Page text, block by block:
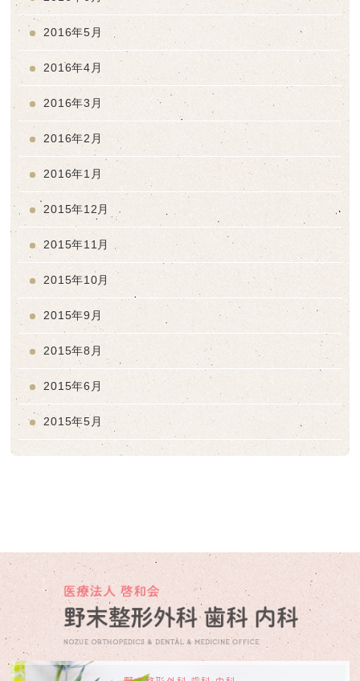
2016年5月
2016年4月
2016年3月
2016年2月
2016年1月
2015年12月
2015年11月
2015年10月
2015年9月
2015年8月
2015年6月
2015年5月